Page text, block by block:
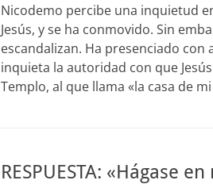
Nicodemo percibe una inquietud
Jesús, y se ha conmovido. Sin
escandalizan. Ha presenciado
inquieta la autoridad con que
Templo, al que llama «la casa de mi
RESPUESTA: «Hágase